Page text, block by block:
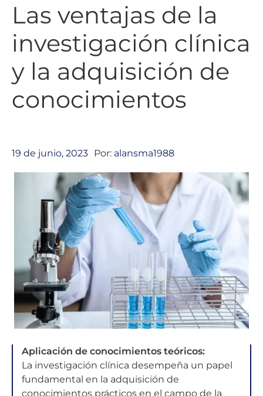
Las ventajas de la
investigación clínica
y la adquisición de
conocimientos
19 de junio, 2023 Por: alansma1988
Aplicación de conocimientos teóricos:
La investigación clínica desempeña un papel
fundamental en la adquisición de
conocimientos prácticos en el campo de la